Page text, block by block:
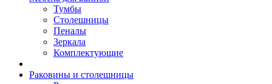
Тумбы
Столешницы
Пеналы
Зеркала
Комплектующие
Раковины и столешницы